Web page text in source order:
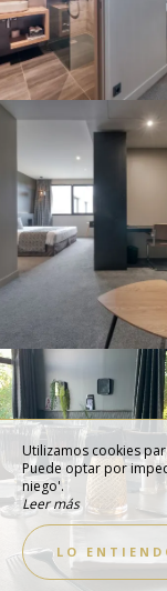
Utilizamos cookies
Puede optar por
niego'.
Leer más
LO